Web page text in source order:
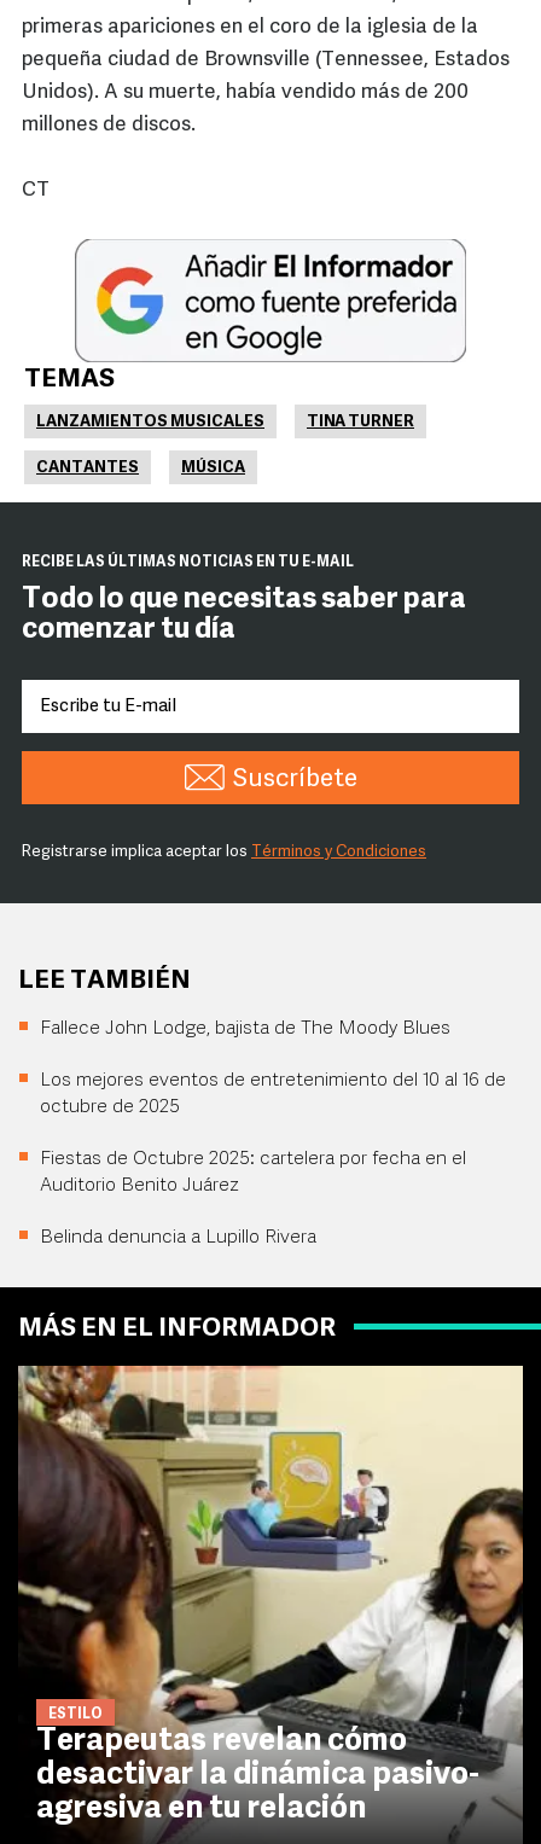
primeras apariciones en el coro de la iglesia de la
pequeña ciudad de Brownsville (Tennessee, Estados
Unidos). A su muerte, había vendido más de 200
millones de discos.
CT
TEMAS
LANZAMIENTOS MUSICALES TINA TURNER
CANTANTES MÚSICA
RECIBE LAS ÚLTIMAS NOTICIAS EN TU E-MAIL
Todo lo que necesitas saber para
comenzar tu día
Suscríbete
Registrarse implica aceptar los Términos y Condiciones
LEE TAMBIÉN
Fallece John Lodge, bajista de The Moody Blues
Los mejores eventos de entretenimiento del 10 al 16 de
octubre de 2025
Fiestas de Octubre 2025: cartelera por fecha en el
Auditorio Benito Juárez
Belinda denuncia a Lupillo Rivera
MÁS EN EL INFORMADOR
ESTILO
Terapeutas revelan cómo
desactivar la dinámica pasivo-
agresiva en tu relación